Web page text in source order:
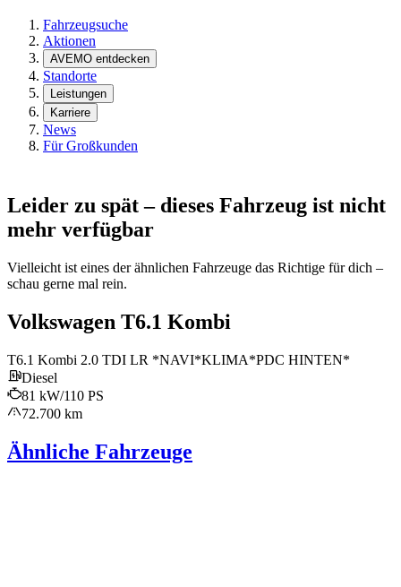
Fahrzeugsuche
Aktionen
AVEMO entdecken
Standorte
Leistungen
Karriere
News
Für Großkunden
Leider zu spät – dieses Fahrzeug ist nicht
mehr verfügbar
Vielleicht ist eines der ähnlichen Fahrzeuge das Richtige für dich –
schau gerne mal rein.
Volkswagen T6.1 Kombi
T6.1 Kombi 2.0 TDI LR *NAVI*KLIMA*PDC HINTEN*
Diesel
81 kW/110 PS
72.700 km
Ähnliche Fahrzeuge